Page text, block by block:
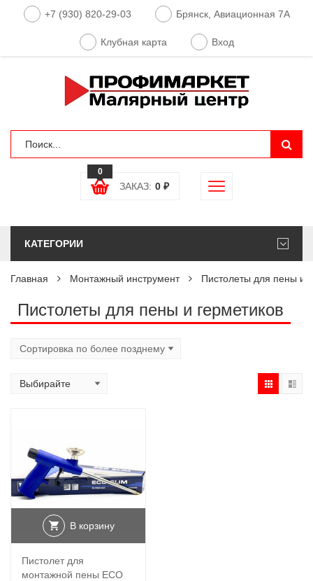
+7 (930) 820-29-03 Брянск, Авиационная 7А
Клубная карта Вход
0
ЗАКАЗ: 0 ₽
КАТЕГОРИИ
Главная Монтажный инструмент Пистолеты для пены и
Пистолеты для пены и герметиков
В корзину
Пистолет для
монтажной пены ECO